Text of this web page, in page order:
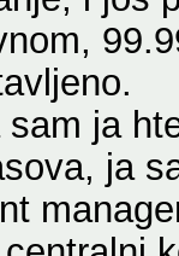
sam ja
ja